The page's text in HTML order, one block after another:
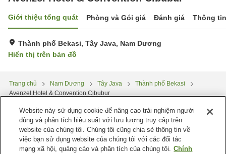
Giới thiệu tổng quát Phòng và Gói giá Đánh giá Thông
Thành phố Bekasi, Tây Java, Nam Dương
Hiển thị trên bản đồ
Trang chủ Nam Dương Tây Java
Thành phố Bekasi
Avenzel Hotel & Convention Cibubur
Website này sử dụng cookie để nâng cao trải nghiệm người
dùng và phân tích hiệu suất với lưu lượng truy cập trên
website của chúng tôi. Chúng tôi cũng chia sẻ thông tin về
việc bạn sử dụng website của chúng tôi với các đối tác
mạng xã hội, quảng cáo và phân tích của chúng tôi. Chính